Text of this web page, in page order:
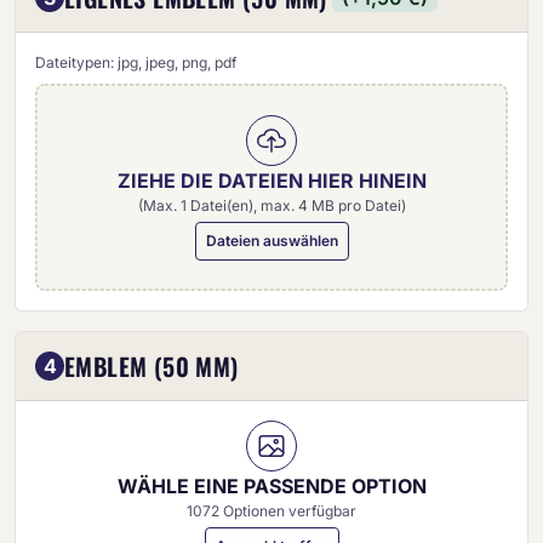
Dateitypen: jpg, jpeg, png, pdf
ZIEHE DIE DATEIEN HIER HINEIN
(Max. 1 Datei(en), max. 4 MB pro Datei)
Dateien auswählen
4 EMBLEM (50 MM)
WÄHLE EINE PASSENDE OPTION
1072 Optionen verfügbar